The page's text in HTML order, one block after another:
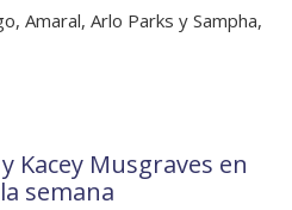
Amaral, Arlo Parks y Sampha,
Kacey Musgraves en
semana